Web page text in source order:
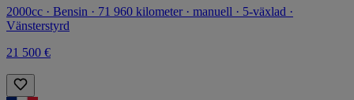
2000cc · Bensin · 71 960 kilometer · manuell · 5-växlad ·
Vänsterstyrd
21 500 €